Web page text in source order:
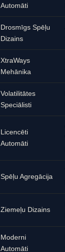
Automāti
Drosmīgs Spēļu
Dizains
XtraWays
Mehānika
Volatilitātes
Speciālisti
Licencēti
Automāti
Spēļu Agregācija
Ziemeļu Dizains
Moderni
Automāti